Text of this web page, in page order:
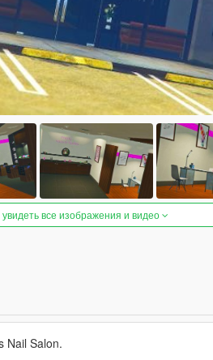
все изображения и видео
Nail Salon.